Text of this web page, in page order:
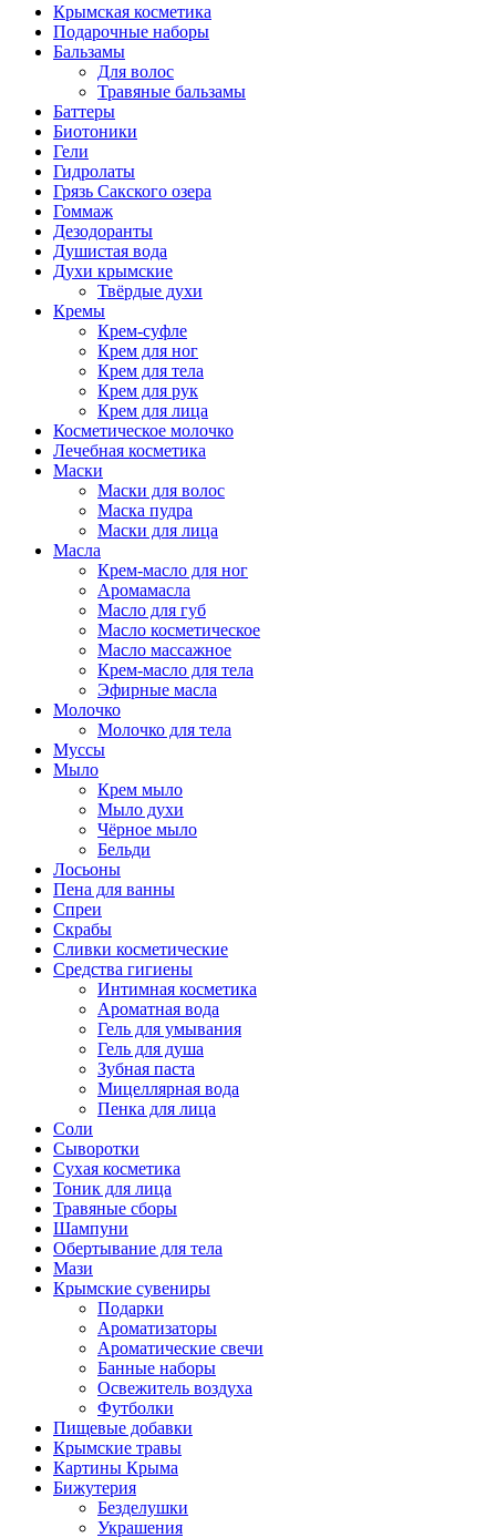
Крымская косметика
Подарочные наборы
Бальзамы
Для волос
Травяные бальзамы
Баттеры
Биотоники
Гели
Гидролаты
Грязь Сакского озера
Гоммаж
Дезодоранты
Душистая вода
Духи крымские
Твёрдые духи
Кремы
Крем-суфле
Крем для ног
Крем для тела
Крем для рук
Крем для лица
Косметическое молочко
Лечебная косметика
Маски
Маски для волос
Маска пудра
Маски для лица
Масла
Крем-масло для ног
Аромамасла
Масло для губ
Масло косметическое
Масло массажное
Крем-масло для тела
Эфирные масла
Молочко
Молочко для тела
Муссы
Мыло
Крем мыло
Мыло духи
Чёрное мыло
Бельди
Лосьоны
Пена для ванны
Спреи
Скрабы
Сливки косметические
Средства гигиены
Интимная косметика
Ароматная вода
Гель для умывания
Гель для душа
Зубная паста
Мицеллярная вода
Пенка для лица
Соли
Сыворотки
Сухая косметика
Тоник для лица
Травяные сборы
Шампуни
Обертывание для тела
Мази
Крымские сувениры
Подарки
Ароматизаторы
Ароматические свечи
Банные наборы
Освежитель воздуха
Футболки
Пищевые добавки
Крымские травы
Картины Крыма
Бижутерия
Безделушки
Украшения